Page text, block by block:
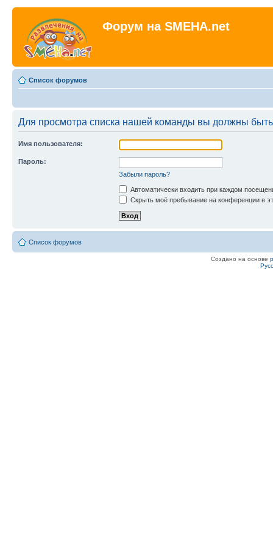
Форум на SMEHA.net
Список форумов
Для просмотра списка нашей команды вы должны
Имя пользователя:
Пароль:
Забыли пароль?
Автоматически входить при каждом
Скрыть моё пребывание на конференции в
Список форумов
Создано на основе